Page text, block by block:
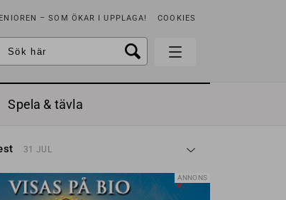
– SOM ÖKAR I UPPLAGA! COOKIES
Spela & tävla
31 JUL
fat 3 JUL
med vaniljglass 18 JUN
13 JUN
ANNONS